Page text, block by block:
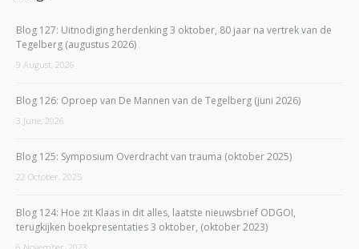
Blog 127: Uitnodiging herdenking 3 oktober, 80 jaar na vertrek van de
Tegelberg (augustus 2026)
9 August, 2026
Blog 126: Oproep van De Mannen van de Tegelberg (juni 2026)
3 June, 2026
Blog 125: Symposium Overdracht van trauma (oktober 2025)
22 October, 2025
Blog 124: Hoe zit Klaas in dit alles, laatste nieuwsbrief ODGOI,
terugkijken boekpresentaties 3 oktober, (oktober 2023)